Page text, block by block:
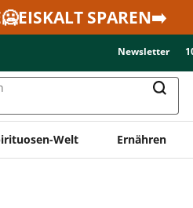
SPAREN➡️
Newsletter
Welt Ernähren